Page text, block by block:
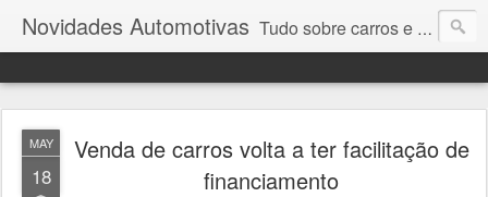
Novidades Automotivas Tudo sobre carros e motores
MAY
18
Venda de carros volta a ter facilitação de
financiamento